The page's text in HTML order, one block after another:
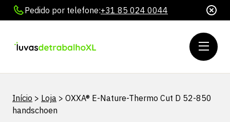
Pedido por telefone:+31 85 024 0044
Início > Loja > OXXA® E-Nature-Thermo Cut D 52-850
handschoen